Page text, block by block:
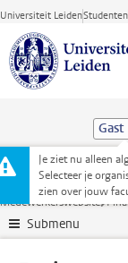
Ga direct naar de
Universiteit LeidenStudenten
Gast
Je ziet nu alleen
Selecteer je
zien over jouw
Menu
Medewerkerswebsite
Submenu